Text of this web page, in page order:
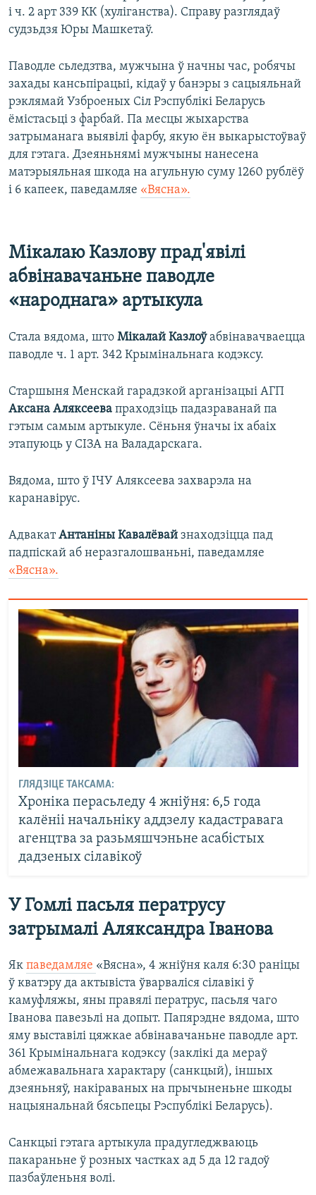
і ч. 2 арт 339 КК (хуліганства). Справу разглядаў
судзьдзя Юры Машкетаў.
Паводле сьледзтва, мужчына ў начны час, робячы
захады кансьпірацыі, кідаў у банэры з сацыяльнай
рэклямай Узброеных Сіл Рэспублікі Беларусь
ёмістасьці з фарбай. Па месцы жыхарства
затрыманага выявілі фарбу, якую ён выкарыстоўваў
для гэтага. Дзеяньнямі мужчыны нанесена
матэрыяльная шкода на агульную суму 1260 рублёў
і 6 капеек, паведамляе «Вясна».
Мікалаю Казлову прад'явілі
абвінавачаньне паводле
«народнага» артыкула
Стала вядома, што Мікалай Казлоўабвінавачваецца
паводле ч. 1 арт. 342 Крымінальнага кодэксу.
Старшыня Менскай гарадзкой арганізацыі АГП
Аксана Аляксеева праходзіць падазраванай па
гэтым самым артыкуле. Сёньня ўначы іх абаіх
этапуюць у СІЗА на Валадарскага.
Вядома, што ў ІЧУ Аляксеева захварэла на
каранавірус.
АдвакатАнтаніны Кавалёвай знаходзіцца пад
падпіскай аб неразгалошваньні, паведамляе
«Вясна».
ГЛЯДЗІЦЕ ТАКСАМА:
Хроніка перасьледу 4 жніўня: 6,5 года
калёніі начальніку аддзелу кадастравага
агенцтва за разьмяшчэньне асабістых
дадзеных сілавікоў
У Гомлі пасьля ператрусу
затрымалі Аляксандра Іванова
Як паведамляе «Вясна», 4 жніўня каля 6:30 раніцы
ў кватэру да актывіста ўварваліся сілавікі ў
камуфляжы, яны правялі ператрус, пасьля чаго
Іванова павезьлі на допыт. Папярэдне вядома, што
яму выставілі цяжкае абвінавачаньне паводле арт.
361 Крымінальнага кодэксу (заклікі да мераў
абмежавальнага характару (санкцый), іншых
дзеяньняў, накіраваных на прычыненьне шкоды
нацыянальнай бясьпецы Рэспублікі Беларусь).
Санкцыі гэтага артыкула прадугледжваюць
пакараньне ў розных частках ад 5 да 12 гадоў
пазбаўленьня волі.